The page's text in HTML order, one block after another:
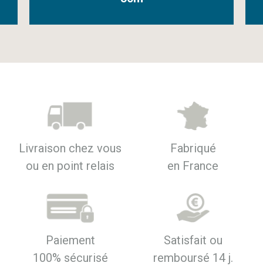
Livraison chez vous
ou en point relais
Fabriqué
en France
Paiement
100% sécurisé
Satisfait ou
remboursé 14 j.